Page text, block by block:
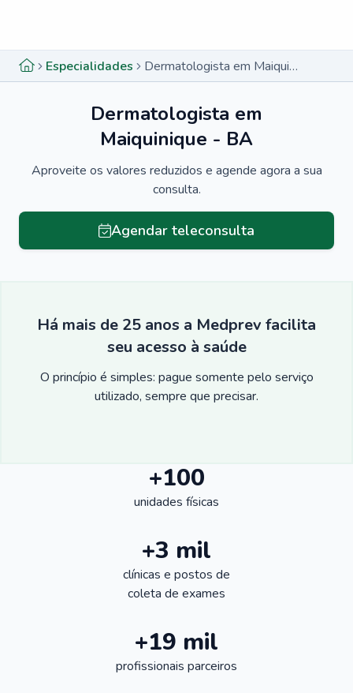
Especialidades Dermatologista em Maiquinique - BA
Dermatologista em
Maiquinique - BA
Aproveite os valores reduzidos e agende agora a sua
consulta.
Agendar teleconsulta
Há mais de 25 anos a Medprev facilita
seu acesso à saúde
O princípio é simples: pague somente pelo serviço
utilizado, sempre que precisar.
+100
unidades físicas
+3 mil
clínicas e postos de
coleta de exames
+19 mil
profissionais parceiros